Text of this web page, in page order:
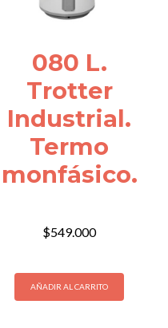
080 L.
Trotter
Industrial.
Termo
monfásico.
$549.000
AÑADIR AL CARRITO